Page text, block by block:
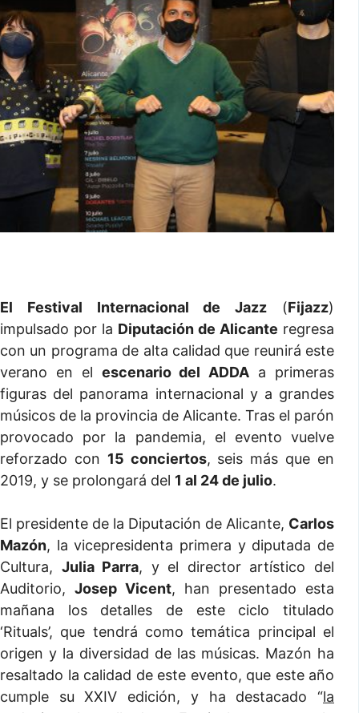
El Festival Internacional de Jazz (Fijazz)
impulsado por la Diputación de Alicante regresa
con un programa de alta calidad que reunirá este
verano en el escenario del ADDA a primeras
figuras del panorama internacional y a grandes
músicos de la provincia de Alicante. Tras el parón
provocado por la pandemia, el evento vuelve
reforzado con 15 conciertos, seis más que en
2019, y se prolongará del 1 al 24 de julio.
El presidente de la Diputación de Alicante, Carlos
Mazón, la vicepresidenta primera y diputada de
Cultura, Julia Parra, y el director artístico del
Auditorio, Josep Vicent, han presentado esta
mañana los detalles de este ciclo titulado
‘Rituals’, que tendrá como temática principal el
origen y la diversidad de las músicas. Mazón ha
resaltado la calidad de este evento, que este año
cumple su XXIV edición, y ha destacado “la